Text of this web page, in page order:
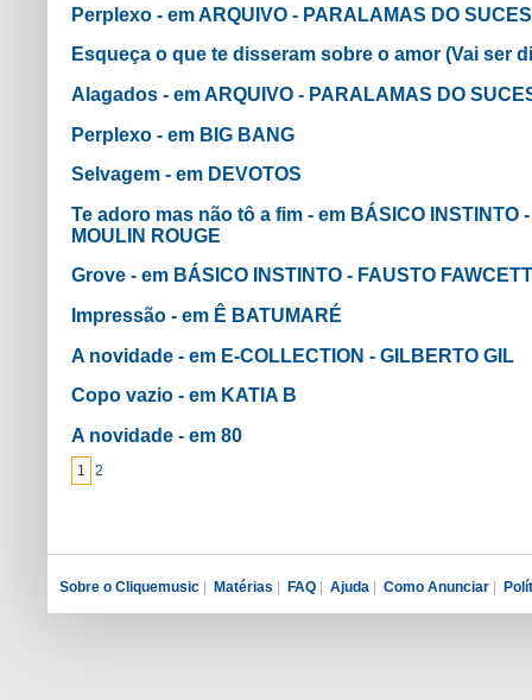
Perplexo - em ARQUIVO - PARALAMAS DO
Esqueça o que te disseram sobre o amor (Vai ser
Alagados - em ARQUIVO - PARALAMAS DO
Perplexo - em BIG BANG
Selvagem - em DEVOTOS
Te adoro mas não tô a fim - em BÁSICO INSTINTO
MOULIN ROUGE
Grove - em BÁSICO INSTINTO - FAUSTO
Impressão - em Ê BATUMARÉ
A novidade - em E-COLLECTION - GILBERTO GIL
Copo vazio - em KATIA B
A novidade - em 80
1 2
Sobre o Cliquemusic | Matérias | FAQ | Ajuda | Como Anunciar |